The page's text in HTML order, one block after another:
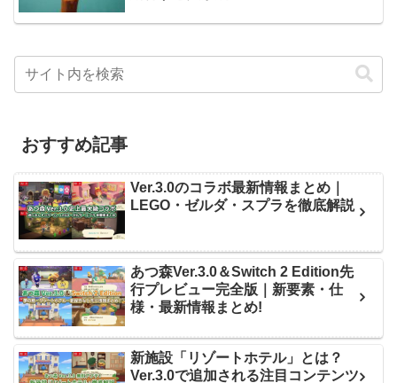
おすすめ記事
Ver.3.0のコラボ最新情報まとめ｜
LEGO・ゼルダ・スプラを徹底解説
あつ森Ver.3.0＆Switch 2 Edition先
行プレビュー完全版｜新要素・仕
様・最新情報まとめ!
新施設「リゾートホテル」とは？
Ver.3.0で追加される注目コンテンツ